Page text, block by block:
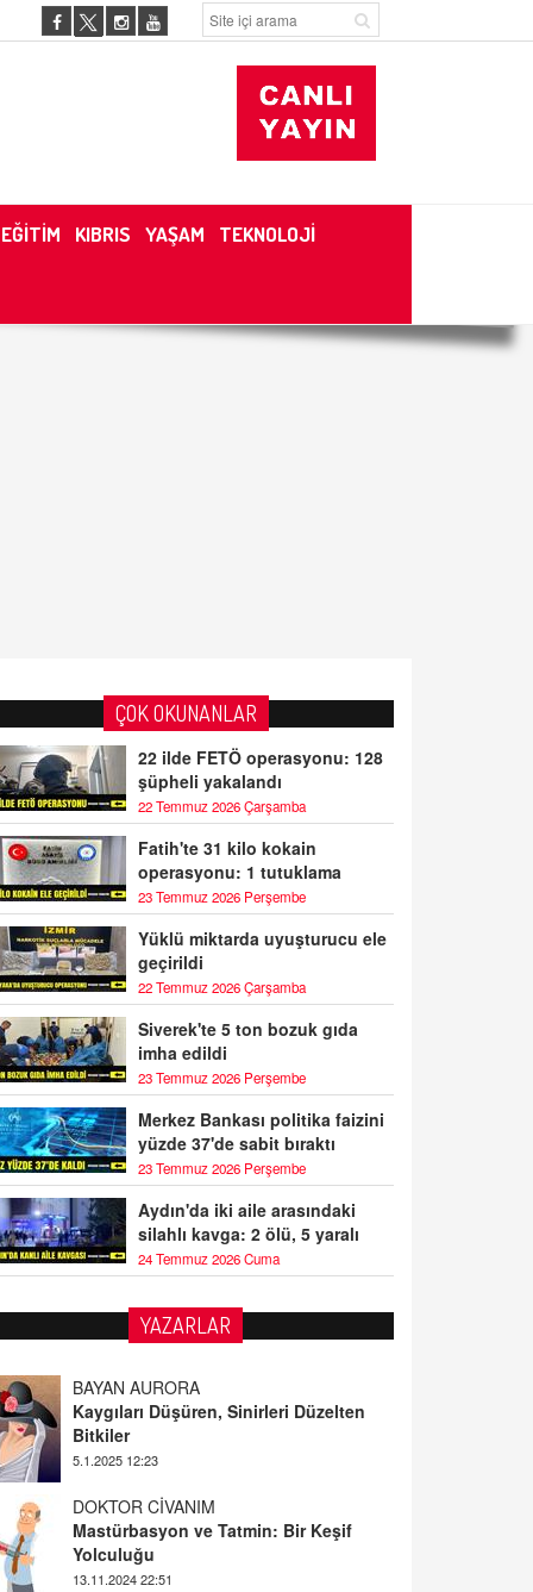
EĞİTİM KIBRIS YAŞAM TEKNOLOJİ
ÇOK OKUNANLAR
22 ilde FETÖ operasyonu: 128
şüpheli yakalandı
22 Temmuz 2026 Çarşamba
Fatih'te 31 kilo kokain
operasyonu: 1 tutuklama
23 Temmuz 2026 Perşembe
Yüklü miktarda uyuşturucu ele
geçirildi
22 Temmuz 2026 Çarşamba
Siverek'te 5 ton bozuk gıda
imha edildi
23 Temmuz 2026 Perşembe
Merkez Bankası politika faizini
yüzde 37'de sabit bıraktı
23 Temmuz 2026 Perşembe
Aydın'da iki aile arasındaki
silahlı kavga: 2 ölü, 5 yaralı
24 Temmuz 2026 Cuma
YAZARLAR
BAYAN AURORA
Kaygıları Düşüren, Sinirleri Düzelten
Bitkiler
5.1.2025 12:23
DOKTOR CİVANIM
Mastürbasyon ve Tatmin: Bir Keşif
Yolculuğu
13.11.2024 22:51